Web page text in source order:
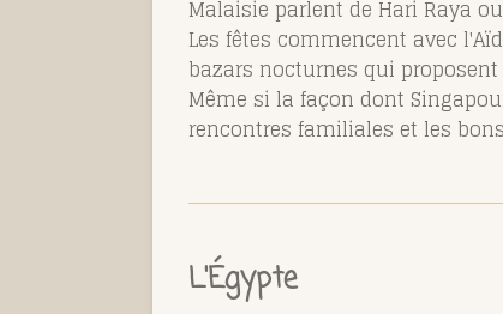
Malaisie parlent de Hari Raya
Les fêtes commencent avec
bazars nocturnes qui
Même si la façon dont
rencontres familiales et les
L'Égypte